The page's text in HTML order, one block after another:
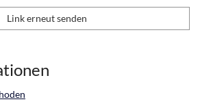
Link erneut senden